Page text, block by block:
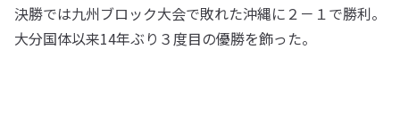
決勝では九州ブロック大会で敗れた沖縄に２－１で勝利。
大分国体以来14年ぶり３度目の優勝を飾った。